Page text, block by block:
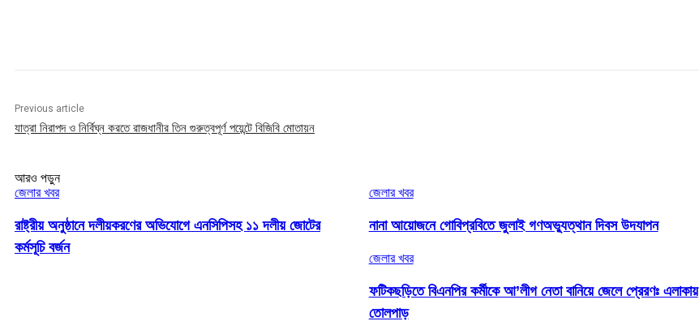
Previous article
যাত্রা নিরাপদ ও নির্বিঘ্ন করতে রাজধানীর তিন গুরুত্বপূর্ণ পয়েন্টে বিজিবি মোতায়ন
আরও পড়ুন
জেলার খবর
রাষ্ট্রীয় অনুষ্ঠানে দলীয়করণের অভিযোগে এনসিপিসহ ১১ দলীয় জোটের
কর্মসূচি বর্জন
জেলার খবর
নানা আয়োজনে গোবিপ্রবিতে জুলাই গণঅভ্যুত্থান দিবস উদযাপন
জেলার খবর
ফটিকছড়িতে বিএনপির কর্মীকে আ’লীগ নেতা বানিয়ে জেলে প্রেরণঃ এলাকায়
তোলপাড়